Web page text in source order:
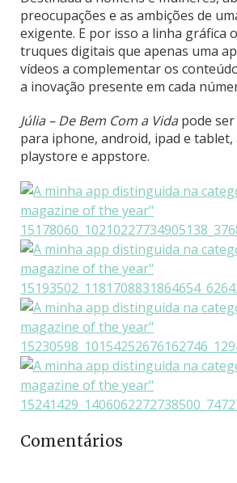
preocupações e as ambições de
exigente. E por isso a linha gráfica
truques digitais que apenas uma
vídeos a complementar os
a inovação presente em cada
Júlia – De Bem Com a Vidapode ser
para iphone, android, ipad e tablet,
playstore e appstore.
Comentários